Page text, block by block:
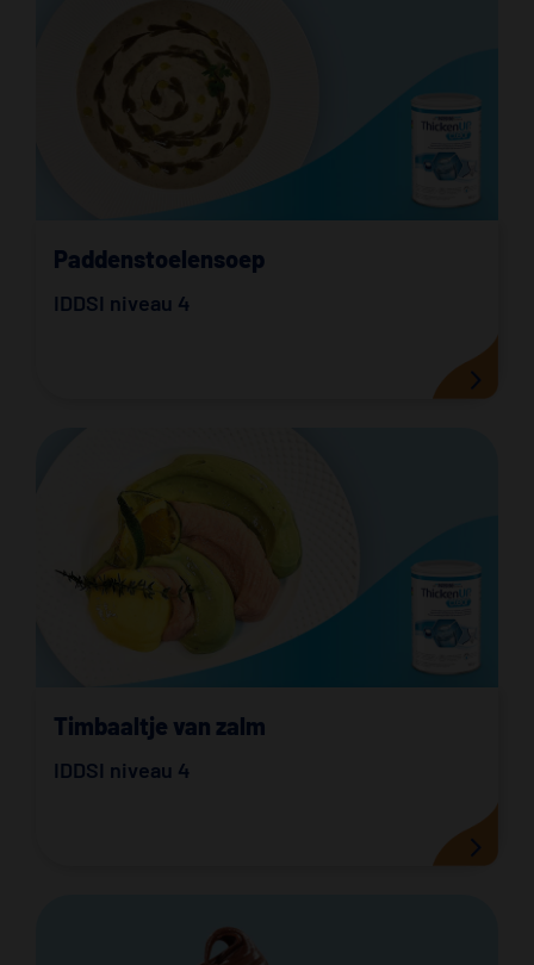
Paddenstoelensoep
IDDSI niveau 4
Timbaaltje van zalm
IDDSI niveau 4